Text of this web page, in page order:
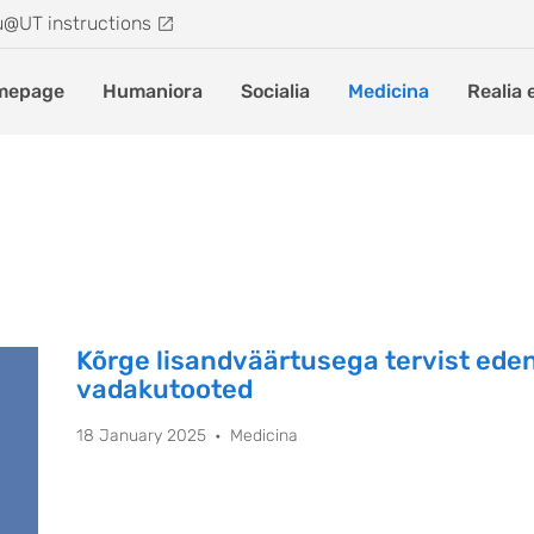
instructions
Humaniora Socialia Medicina Realia
Kõrge lisandväärtusega tervist
vadakutooted
18 January 2025 Medicina